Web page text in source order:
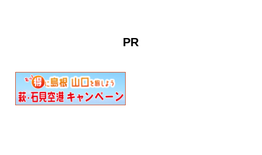
ンスタレーション作品
《Forest S…
されます。クリスマスと冬
PR